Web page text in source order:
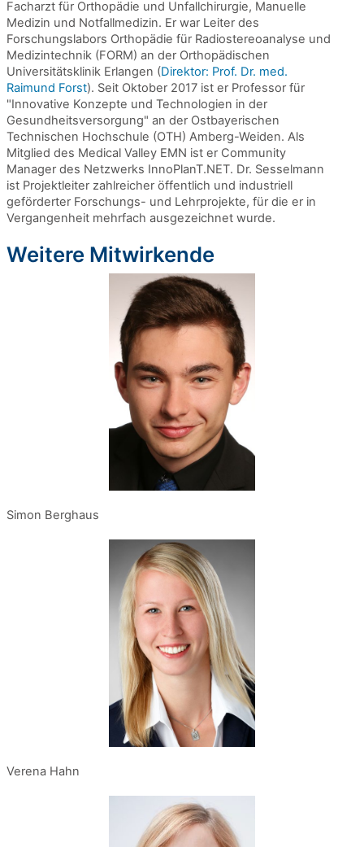
Facharzt für Orthopädie und Unfallchirurgie, Manuelle
Medizin und Notfallmedizin. Er war Leiter des
Forschungslabors Orthopädie für Radiostereoanalyse und
Medizintechnik (FORM) an der Orthopädischen
Universitätsklinik Erlangen (Direktor: Prof. Dr. med.
Raimund Forst). Seit Oktober 2017 ist er Professor für
"Innovative Konzepte und Technologien in der
Gesundheitsversorgung" an der Ostbayerischen
Technischen Hochschule (OTH) Amberg-Weiden. Als
Mitglied des Medical Valley EMN ist er Community
Manager des Netzwerks InnoPlanT.NET. Dr. Sesselmann
ist Projektleiter zahlreicher öffentlich und industriell
geförderter Forschungs- und Lehrprojekte, für die er in
Vergangenheit mehrfach ausgezeichnet wurde.
Weitere Mitwirkende
Simon Berghaus
Verena Hahn